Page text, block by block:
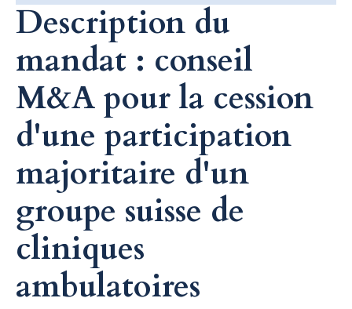
Description du
mandat : conseil
M&A pour la cession
d'une participation
majoritaire d'un
groupe suisse de
cliniques
ambulatoires